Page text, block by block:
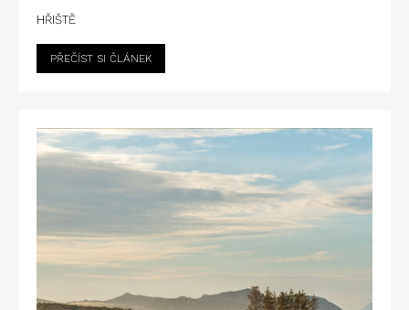
HŘIŠTĚ
PŘEČÍST SI ČLÁNEK